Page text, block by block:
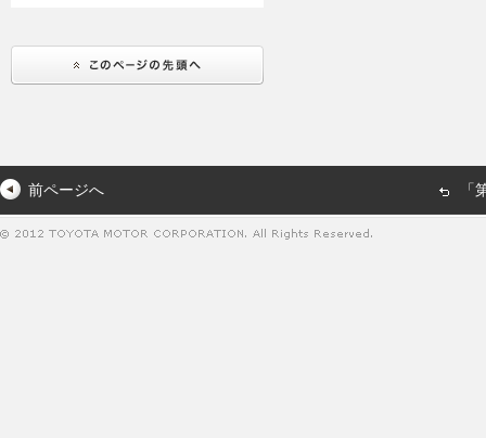
前ページへ 「